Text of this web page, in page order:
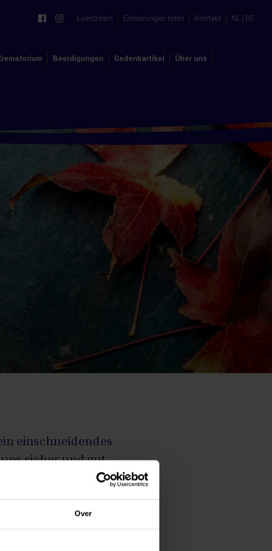
Over
Livestream Erinnerungen teilen Kontakt NL DE
Beerdigungen Gedenkartikel Über uns
einschneidendes
uns sicher und gut
konfrontiert
Zeit alle
zu treffen.
die Uhr, auch an